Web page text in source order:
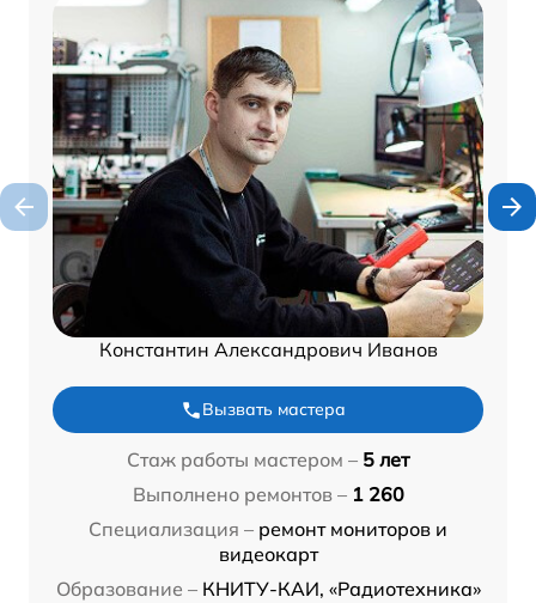
Константин Александрович Иванов
Вызвать мастера
Стаж работы мастером – 5 лет
Выполнено ремонтов – 1 260
Специализация – ремонт мониторов и
видеокарт
Образование – КНИТУ-КАИ, «Радиотехника»